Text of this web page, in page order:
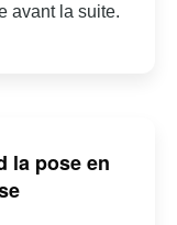
avant la suite.
la pose en